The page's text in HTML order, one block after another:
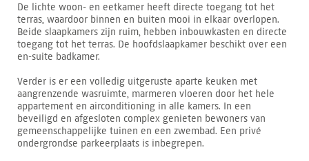
De lichte woon- en eetkamer heeft directe toegang tot het
terras, waardoor binnen en buiten mooi in elkaar overlopen.
Beide slaapkamers zijn ruim, hebben inbouwkasten en directe
toegang tot het terras. De hoofdslaapkamer beschikt over een
en-suite badkamer.
Verder is er een volledig uitgeruste aparte keuken met
aangrenzende wasruimte, marmeren vloeren door het hele
appartement en airconditioning in alle kamers. In een
beveiligd en afgesloten complex genieten bewoners van
gemeenschappelijke tuinen en een zwembad. Een privé
ondergrondse parkeerplaats is inbegrepen.